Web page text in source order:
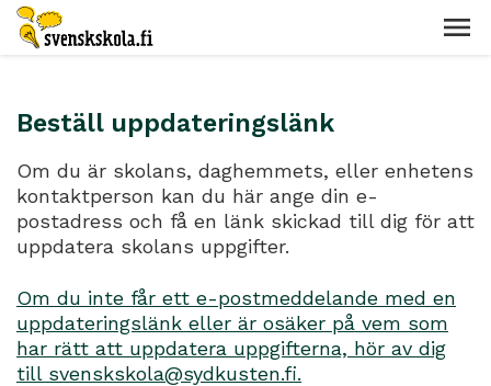
Beställ uppdateringslänk
Om du är skolans, daghemmets, eller enhetens
kontaktperson kan du här ange din e-
postadress och få en länk skickad till dig för att
uppdatera skolans uppgifter.
Om du inte får ett e-postmeddelande med en
uppdateringslänk eller är osäker på vem som
har rätt att uppdatera uppgifterna, hör av dig
till svenskskola@sydkusten.fi.